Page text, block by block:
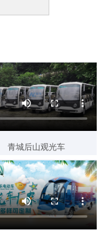
青城后山观光车